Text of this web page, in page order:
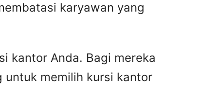
karyawan yang
kantor Anda. Bagi mereka
untuk memilih kursi kantor